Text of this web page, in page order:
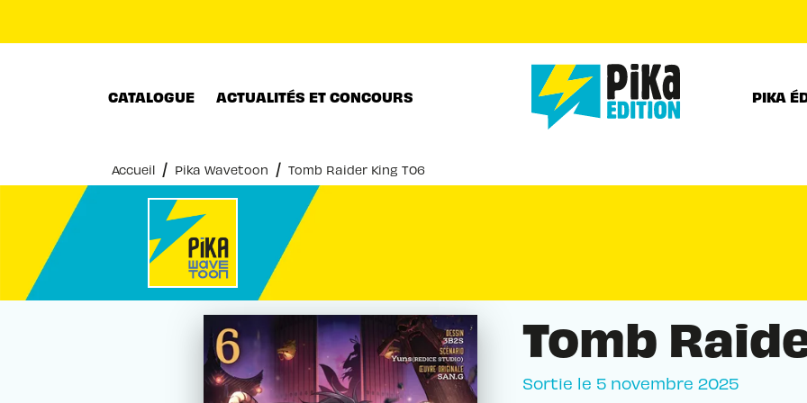
CATALOGUE ACTUALITÉS ET CONCOURS PIKA
Accueil / Pika Wavetoon / Tomb Raider King T06
Tomb
Sortie le 5 novembre 2025